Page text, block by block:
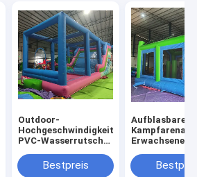
Outdoor-
Hochgeschwindigkeits-
PVC-Wasserrutsche
AufblasenBestpreis
Aufblasbare
Kampfarena
Erwachsene
Aufblasbare
Gladiatoren